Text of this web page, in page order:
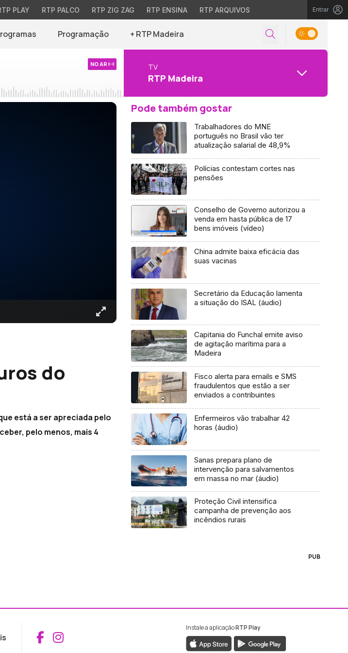
PLAY RTP PALCO RTP ZIG ZAG RTP ENSINA RTP ARQUIVOS Entrar
Programação + RTP Madeira
NO AR TV
RTP Madeira
do
está a ser apreciada pelo
pelo menos, mais 4
Pode também gostar
Trabalhadores do MNE
português no Brasil vão ter
atualização salarial de 48,9%
Polícias contestam cortes nas
pensões
Conselho de Governo autorizou a
venda em hasta pública de 17
bens imóveis (vídeo)
China admite baixa eficácia das
suas vacinas
Secretário da Educação lamenta
a situação do ISAL (áudio)
Capitania do Funchal emite aviso
de agitação marítima para a
Madeira
Fisco alerta para emails e SMS
fraudulentos que estão a ser
enviados a contribuintes
Enfermeiros vão trabalhar 42
horas (áudio)
Sanas prepara plano de
intervenção para salvamentos
em massa no mar (áudio)
Proteção Civil intensifica
campanha de prevenção aos
incêndios rurais
PUB
Aceder ao Facebook da RTP Madeira
Aceder ao Instagram da RTP Madeira
Instale a aplicaçãoRTP Play